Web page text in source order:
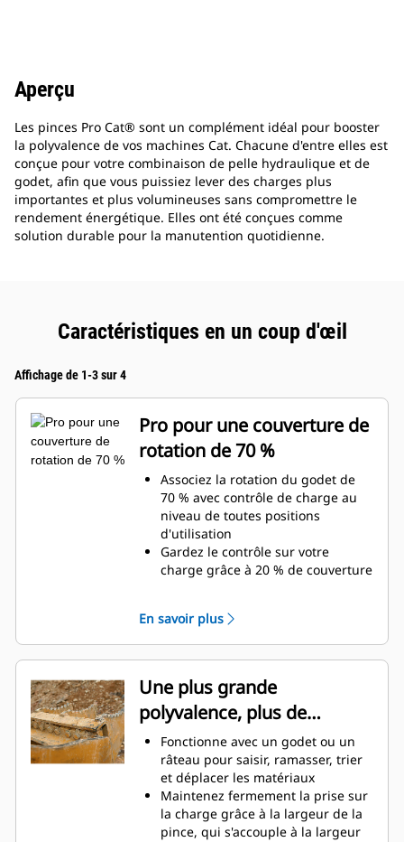
Aperçu
Les pinces Pro Cat® sont un complément idéal pour booster
la polyvalence de vos machines Cat. Chacune d'entre elles est
conçue pour votre combinaison de pelle hydraulique et de
godet, afin que vous puissiez lever des charges plus
importantes et plus volumineuses sans compromettre le
rendement énergétique. Elles ont été conçues comme
solution durable pour la manutention quotidienne.
Caractéristiques en un coup d'œil
Affichage de 1-3 sur 4
Pro pour une couverture de
rotation de 70 %
Associez la rotation du godet de
70 % avec contrôle de charge au
niveau de toutes positions
d'utilisation
Gardez le contrôle sur votre
charge grâce à 20 % de couverture
Réalisez des travaux au-dessous
du niveau du sol ou des travaux
verticaux en toute facilité.
Augmentez la productivité de
votre machine, de l'excavation à la
manutention de matériaux
En savoir plus
Une plus grande
polyvalence, plus de
productivité
Fonctionne avec un godet ou un
râteau pour saisir, ramasser, trier
et déplacer les matériaux
Maintenez fermement la prise sur
la charge grâce à la largeur de la
pince, qui s'accouple à la largeur